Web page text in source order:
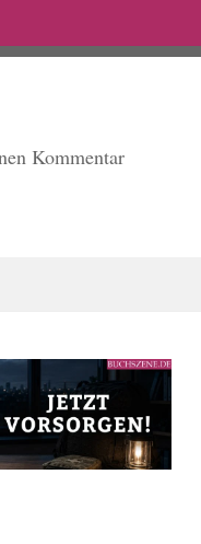
Kommentar